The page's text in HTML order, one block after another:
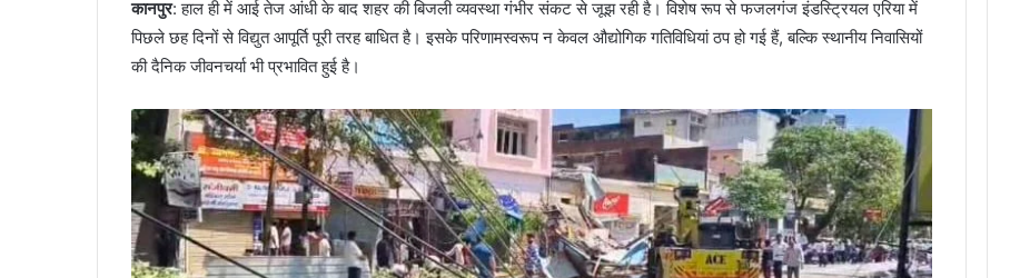
कानपुर: हाल ही में आई तेज आंधी के बाद शहर की बिजली व्यवस्था गंभीर संकट से जूझ रही है। विशेष रूप से फजलगंज इंडस्ट्रियल एरिया में
पिछले छह दिनों से विद्युत आपूर्ति पूरी तरह बाधित है। इसके परिणामस्वरूप न केवल औद्योगिक गतिविधियां ठप हो गई हैं, बल्कि स्थानीय निवासियों
की दैनिक जीवनचर्या भी प्रभावित हुई है।